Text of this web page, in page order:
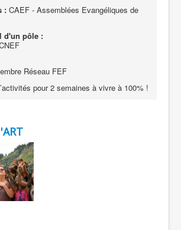
: CAEF - Assemblées Evangéliques de
d'un pôle :
Réseau FEF
pour 2 semaines à vivre à 100% !